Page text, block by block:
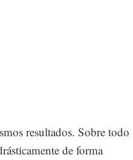
resultados. Sobre todo
de forma